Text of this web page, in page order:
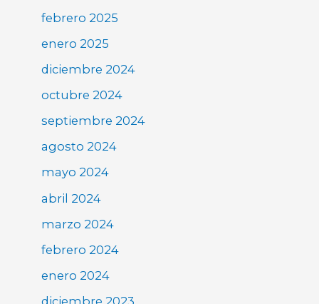
febrero 2025
enero 2025
diciembre 2024
octubre 2024
septiembre 2024
agosto 2024
mayo 2024
abril 2024
marzo 2024
febrero 2024
enero 2024
diciembre 2023